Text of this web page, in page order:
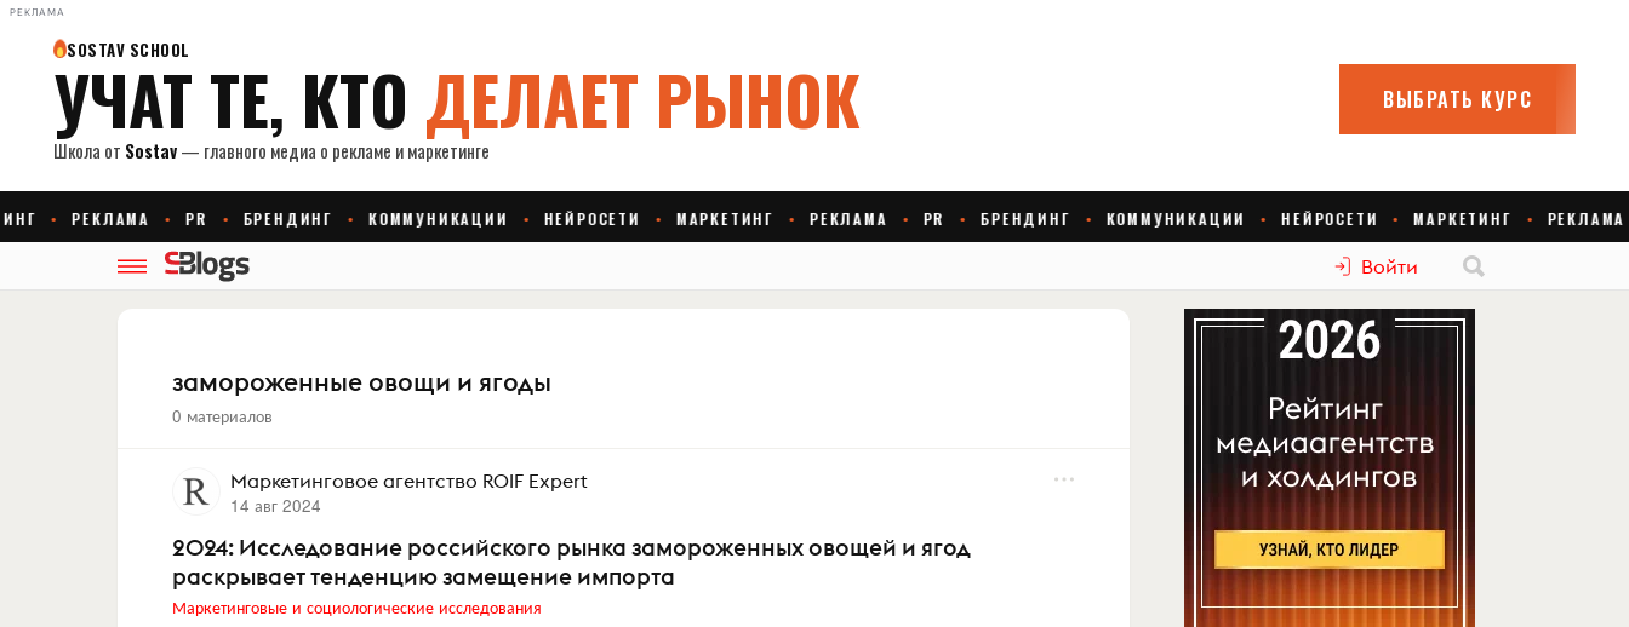
РЕКЛАМА
Войти
замороженные овощи и ягоды
0 материалов
Маркетинговое агентство ROIF Expert
14 авг 2024
2024: Исследование российского рынка замороженных овощей и ягод
раскрывает тенденцию замещение импорта
Маркетинговые и социологические исследования